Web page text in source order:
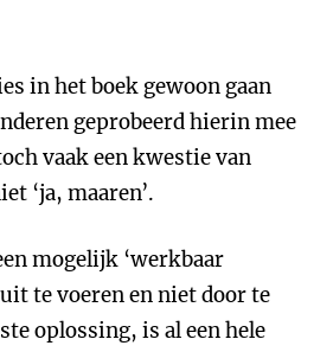
in het boek gewoon gaan
geprobeerd hierin mee
vaak een kwestie van
‘ja, maaren’.
mogelijk ‘werkbaar
te voeren en niet door te
oplossing, is al een hele